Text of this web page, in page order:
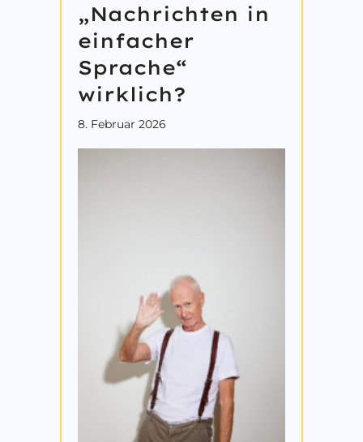
„Nachrichten in
einfacher
Sprache“
wirklich?
8. Februar 2026